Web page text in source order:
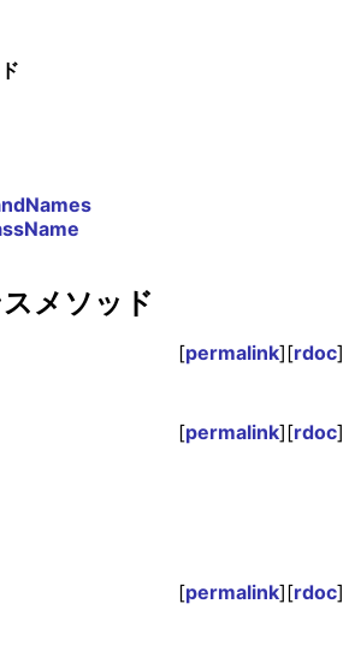
メソッド
[permalink][rdoc]
[permalink][rdoc]
[permalink][rdoc]